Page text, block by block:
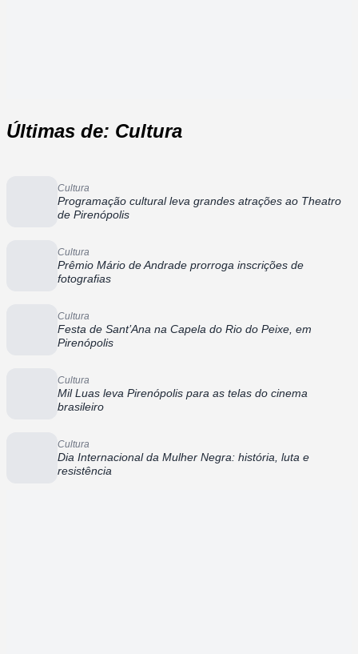
Últimas de: Cultura
Cultura
Programação cultural leva grandes atrações ao Theatro
de Pirenópolis
Cultura
Prêmio Mário de Andrade prorroga inscrições de
fotografias
Cultura
Festa de Sant’Ana na Capela do Rio do Peixe, em
Pirenópolis
Cultura
Mil Luas leva Pirenópolis para as telas do cinema
brasileiro
Cultura
Dia Internacional da Mulher Negra: história, luta e
resistência